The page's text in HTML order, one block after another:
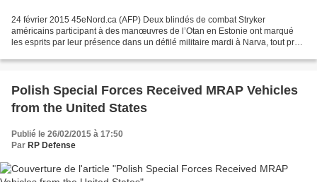
24 février 2015 45eNord.ca (AFP) Deux blindés de combat Stryker
américains participant à des manœuvres de l’Otan en Estonie ont marqué
les esprits par leur présence dans un défilé militaire mardi à Narva, tout près
Polish Special Forces Received MRAP Vehicles
from the United States
Publié le 26/02/2015 à 17:50
Par RP Defense